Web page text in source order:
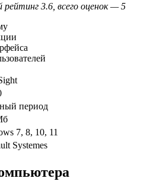
рейтинг 3.6, всего оценок — 5
период
7, 8, 10, 11
Systemes